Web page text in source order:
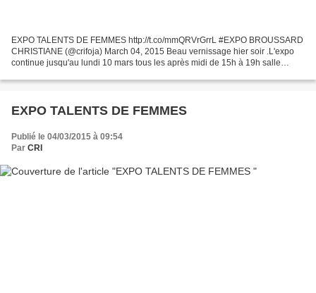
EXPO TALENTS DE FEMMES http://t.co/mmQRVrGrrL #EXPO BROUSSARD
CHRISTIANE (@crifoja) March 04, 2015 Beau vernissage hier soir .L'expo
continue jusqu'au lundi 10 mars tous les après midi de 15h à 19h salle
EXPO TALENTS DE FEMMES
Publié le 04/03/2015 à 09:54
Par CRI